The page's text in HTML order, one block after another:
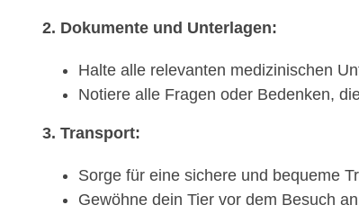
2. Dokumente und Unterlagen:
Halte alle relevanten medizinischen
Notiere alle Fragen oder Bedenken,
3. Transport:
Sorge für eine sichere und bequeme
Gewöhne dein Tier vor dem Besuch